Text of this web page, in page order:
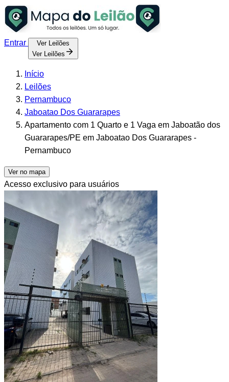
Entrar
Ver Leilões
Ver Leilões
Início
Leilões
Pernambuco
Jaboatao Dos Guararapes
Apartamento com 1 Quarto e 1 Vaga em Jaboatão dos
Guararapes/PE em Jaboatao Dos Guararapes -
Pernambuco
Ver no mapa
Acesso exclusivo para usuários